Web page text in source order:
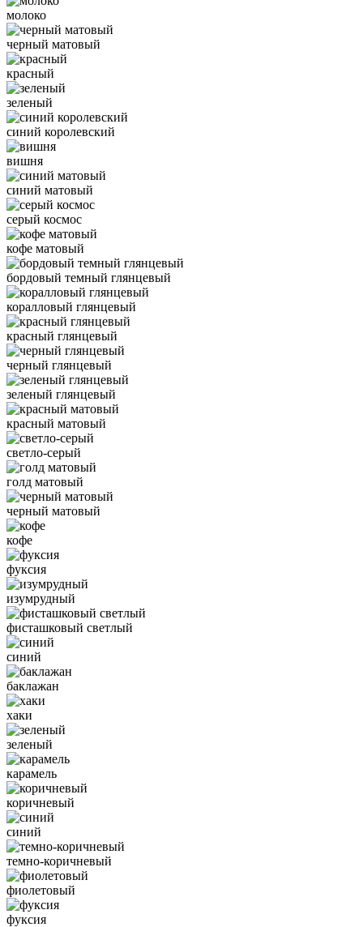
молоко
черный матовый
красный
зеленый
синий королевский
вишня
синий матовый
серый космос
кофе матовый
бордовый темный глянцевый
коралловый глянцевый
красный глянцевый
черный глянцевый
зеленый глянцевый
красный матовый
светло-серый
голд матовый
черный матовый
кофе
фуксия
изумрудный
фисташковый светлый
синий
баклажан
хаки
зеленый
карамель
коричневый
синий
темно-коричневый
фиолетовый
фуксия